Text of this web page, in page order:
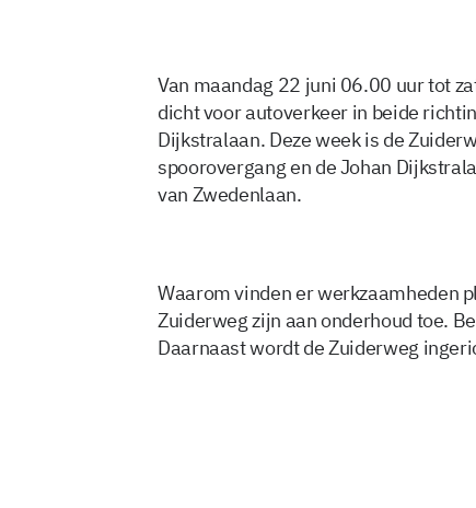
Van maandag 22 juni 06.00 uur tot
dicht voor autoverkeer in beide
Dijkstralaan. Deze week is de
spoorovergang en de Johan
van Zwedenlaan.
Waarom vinden er werkzaamheden
Zuiderweg zijn aan onderhoud toe.
Daarnaast wordt de Zuiderweg